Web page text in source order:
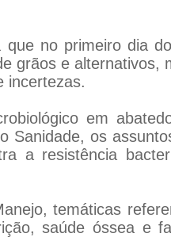
no primeiro dia
grãos e alternativos,
incertezas.
em
Sanidade, os
a resistência
temáticas
saúde óssea e